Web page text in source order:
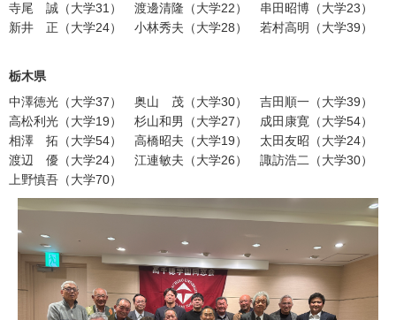
寺尾 誠（大学31） 渡邊清隆（大学22） 串田昭博（大学23）
新井 正（大学24） 小林秀夫（大学28） 若村高明（大学39）
栃木県
中澤徳光（大学37） 奥山 茂（大学30） 吉田順一（大学39）
高松利光（大学19） 杉山和男（大学27） 成田康寛（大学54）
相澤 拓（大学54） 高橋昭夫（大学19） 太田友昭（大学24）
渡辺 優（大学24） 江連敏夫（大学26） 諏訪浩二（大学30）
上野慎吾（大学70）